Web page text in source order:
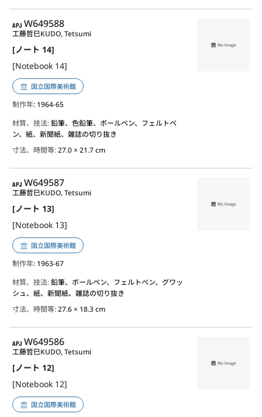
APJ
W649588
[ノート 14]
[Notebook 14]
工藤哲巳KUDO, Tetsumi
国立国際美術館
制作年: 1964-65
材質、技法:鉛筆、色鉛筆、ボールペン、フェルトペ
ン、紙、新聞紙、雑誌の切り抜き
寸法、時間等:27.0 × 21.7 cm
APJ
W649587
[ノート 13]
[Notebook 13]
工藤哲巳KUDO, Tetsumi
国立国際美術館
制作年: 1963-67
材質、技法:鉛筆、ボールペン、フェルトペン、グワッ
シュ、紙、新聞紙、雑誌の切り抜き
寸法、時間等:27.6 × 18.3 cm
APJ
W649586
[ノート 12]
[Notebook 12]
工藤哲巳KUDO, Tetsumi
国立国際美術館